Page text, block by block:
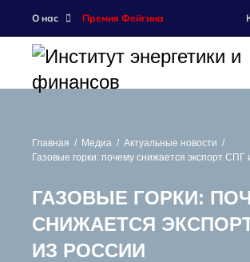
О нас Премия Фейгина
Главная Медиа
Актуальные новости
Газовые горки: почему снижается экспорт СПГ
ГАЗОВЫЕ ГОРКИ:
СНИЖАЕТСЯ
ИЗ РОССИИ